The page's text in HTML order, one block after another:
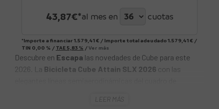
43,87€*al mes en cuotas
*Importe a financiar1.579,41 € / Importe total adeudado1.579,41 € /
TIN 0,00 % / TAE 5,83 % /Ver más
Descubre en Escapa las novedades de Cube para este
2026. La Bicicleta Cube Attain SLX 2026 con las
casualidad: están ahí para ofrecerte la combinación
LEER MÁS